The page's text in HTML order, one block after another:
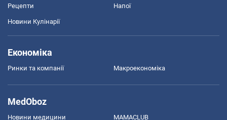
Рецепти Напої
Новини Кулінарії
Економіка
Ринки та компанії Макроекономіка
MedOboz
Новини медицини MAMACLUB